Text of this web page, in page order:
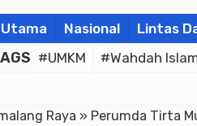
Nasional Lintas
#UMKM #Wahdah
Raya » Perumda Tirta